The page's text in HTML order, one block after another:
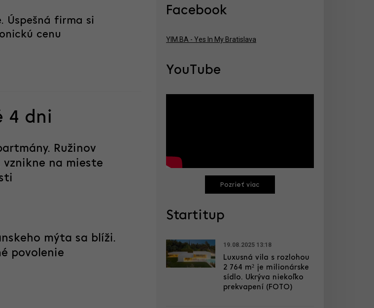
Úspešná firma si
cenu
4 dni
Ružinov
na mieste
mýta sa blíži.
povolenie
Facebook
YIM.BA - Yes In My Bratislava
YouTube
Pozrieť viac
Startitup
19.08.2025 13:18
Luxusná vila s rozlohou
2 764 m² je milionárske
sídlo. Ukrýva niekoľko
prekvapení (FOTO)